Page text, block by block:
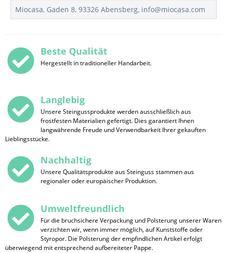
Miocasa, Gaden 8, 93326 Abensberg, info@miocasa.com
Beste Qualität
Hergestellt in traditioneller Handarbeit.
Langlebig
Unsere Steingussprodukte werden ausschließlich aus
frostfesten Materialien gefertigt. Dies garantiert Ihnen
langwährende Freude und Verwendbarkeit Ihrer gekauften
Lieblingsstücke.
Nachhaltig
Unsere Qualitätsprodukte aus Steinguss stammen aus
regionaler oder europäischer Produktion.
Umweltfreundlich
Für die bruchsichere Verpackung und Polsterung unserer Waren
verzichten wir, wenn immer möglich, auf Kunststoffe oder
Styropor. Die Polsterung der empfindlichen Artikel erfolgt
überwiegend mit entsprechend aufbereiteter Pappe.